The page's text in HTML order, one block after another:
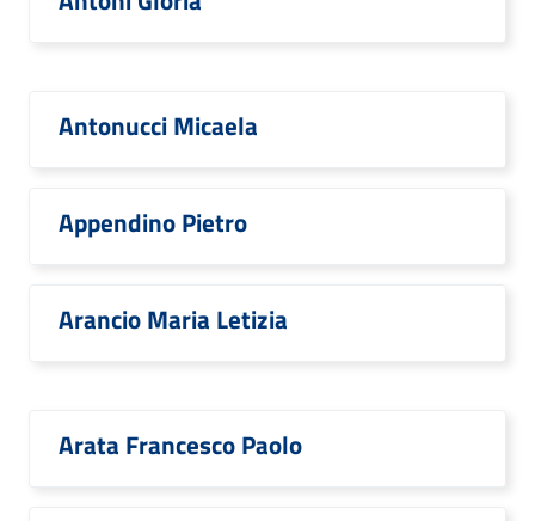
Antonucci Micaela
Appendino Pietro
Arancio Maria Letizia
Arata Francesco Paolo